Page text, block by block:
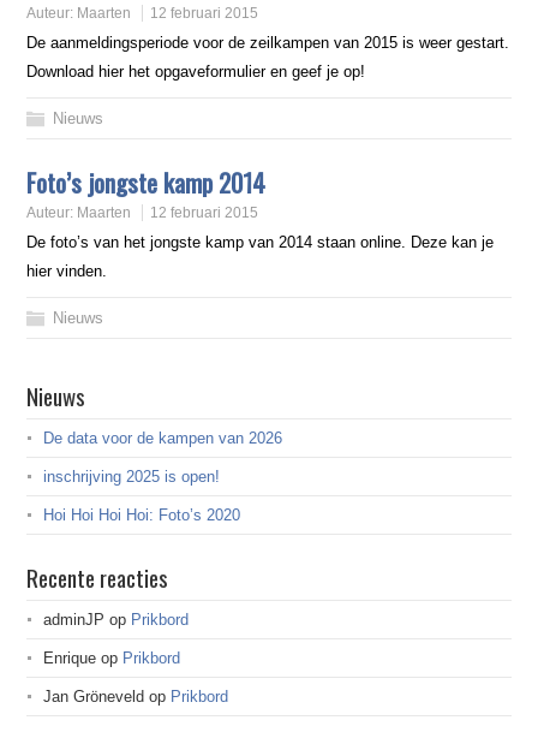
Auteur: Maarten 12 februari 2015
De aanmeldingsperiode voor de zeilkampen van 2015 is weer gestart.
Download hier het opgaveformulier en geef je op!
Nieuws
Foto’s jongste kamp 2014
Auteur: Maarten 12 februari 2015
De foto’s van het jongste kamp van 2014 staan online. Deze kan je
hier vinden.
Nieuws
Nieuws
De data voor de kampen van 2026
inschrijving 2025 is open!
Hoi Hoi Hoi Hoi: Foto’s 2020
Recente reacties
adminJP op Prikbord
Enrique op Prikbord
Jan Gröneveld op Prikbord